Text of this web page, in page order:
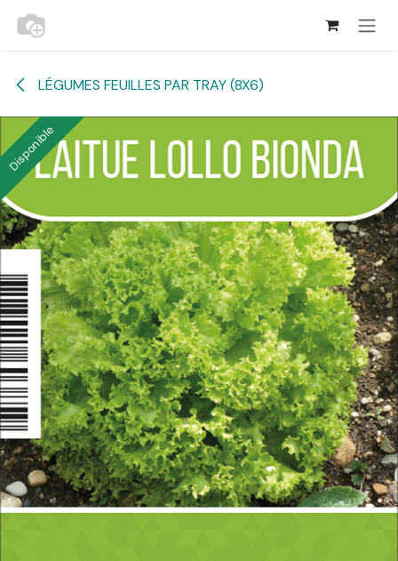
Se rendre au contenu
LÉGUMES FEUILLES PAR TRAY (8X6)
Disponible